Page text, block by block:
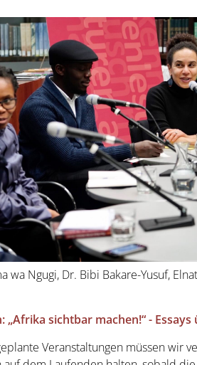
wa Ngugi, Dr. Bibi Bakare-Yusuf,
„Afrika sichtbar machen!“ -
Veranstaltungen müssen wir